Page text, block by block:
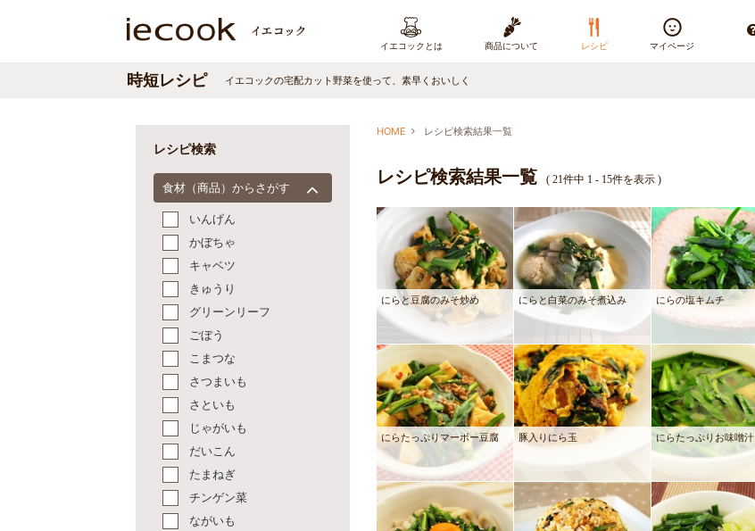
イエコックとは 商品について レシピ マイページ
イエコックの宅配カット野菜を使って、素早くおいしく
時短レシピ
HOME レシピ検索結果一覧
レシピ検索結果一覧 ( 21件中 1 - 15件を表示 )
にらと豆腐のみそ炒め にらと白菜のみそ煮込み にらの塩キムチ
にらたっぷりマーボー豆腐 豚入りにら玉 にらたっぷりお味噌汁
レシピ検索
食材（商品）からさがす
いんげん
かぼちゃ
キャベツ
きゅうり
グリーンリーフ
ごぼう
こまつな
さつまいも
さといも
じゃがいも
だいこん
たまねぎ
チンゲン菜
ながいも